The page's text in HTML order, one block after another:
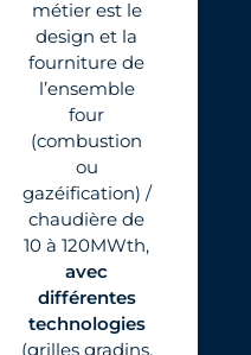
métier est le
design et la
fourniture de
l’ensemble
four
(combustion
ou
gazéification) /
chaudière de
10 à 120MWth,
avec
différentes
technologies
(grilles gradins,